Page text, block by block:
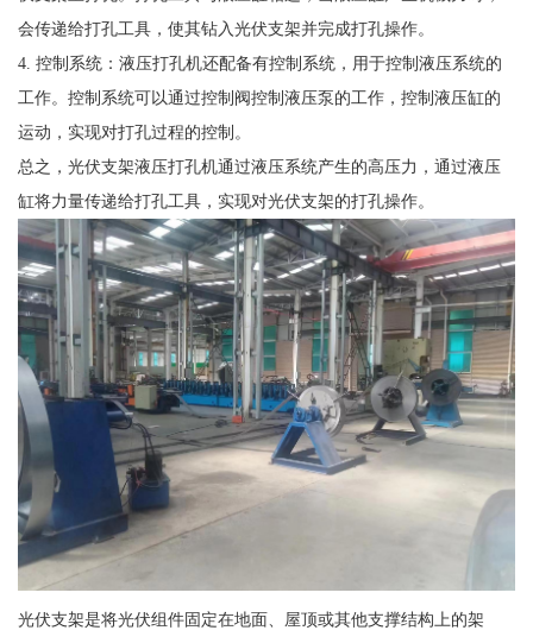
会传递给打孔工具，使其钻入光伏支架并完成打孔操作。
4. 控制系统：液压打孔机还配备有控制系统，用于控制液压系统的
工作。控制系统可以通过控制阀控制液压泵的工作，控制液压缸的
运动，实现对打孔过程的控制。
总之，光伏支架液压打孔机通过液压系统产生的高压力，通过液压
缸将力量传递给打孔工具，实现对光伏支架的打孔操作。
光伏支架是将光伏组件固定在地面、屋顶或其他支撑结构上的架